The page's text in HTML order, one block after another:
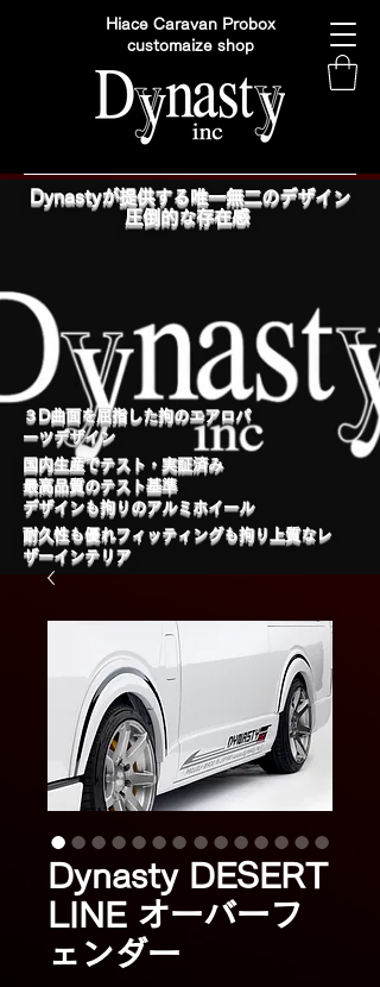
Hiace Caravan Probox
customaize shop
Dynastyが提供する唯一無二のデザイン
圧倒的な存在感
​３D曲面を屈指した拘のエアロパ
ーツデザイン
国内生産でテスト・実証済み
最高品質のテスト基準
デザインも拘りのアルミホイール
​耐久性も優れフィッティングも拘り上質なレ
ザーインテリア
Dynasty DESERT
LINE オーバーフ
ェンダー